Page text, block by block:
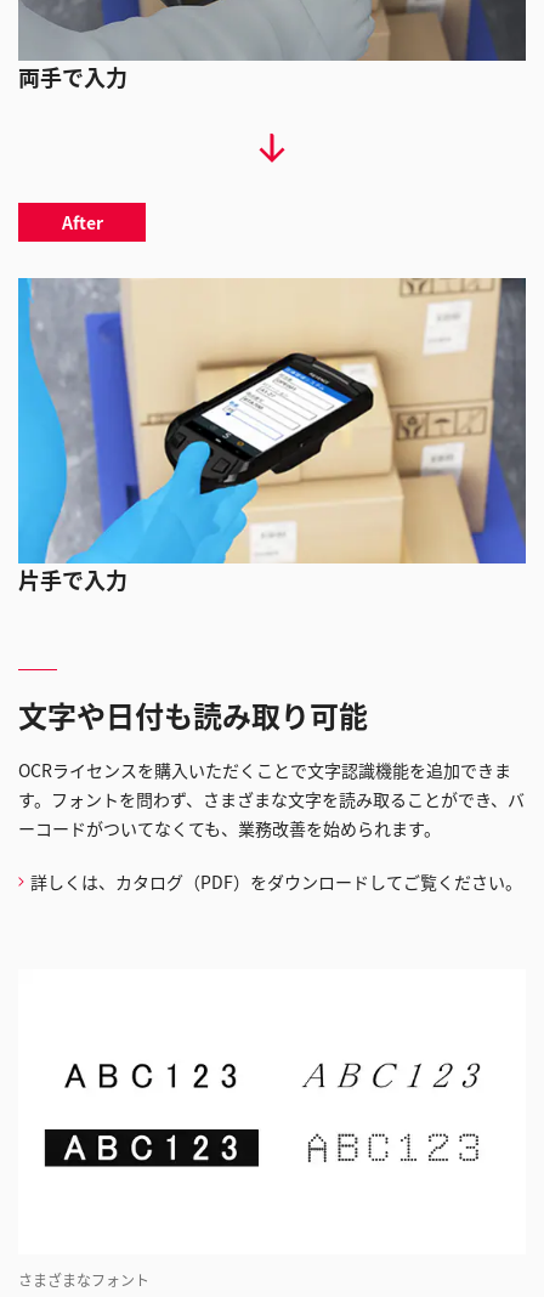
両手で入力
片手で入力
After
文字や日付も読み取り可能
OCRライセンスを購入いただくことで文字認識機能を追加できま
す。フォントを問わず、さまざまな文字を読み取ることができ、バ
ーコードがついてなくても、業務改善を始められます。
詳しくは、カタログ（PDF）をダウンロードしてご覧ください。
さまざまなフォント